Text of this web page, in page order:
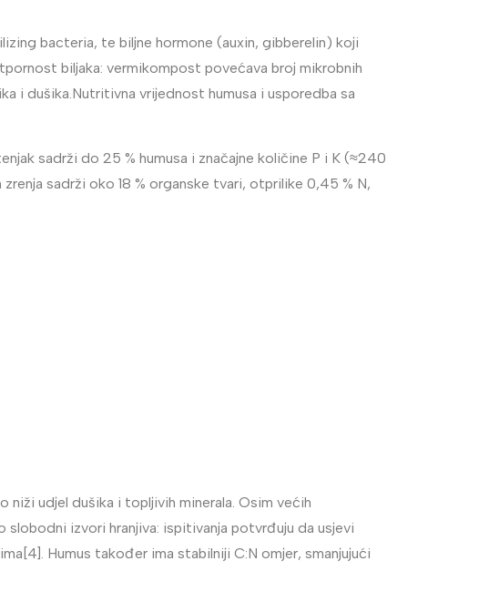
bacteria, te biljne hormone (auxin, gibberelin) koji
biljaka: vermikompost povećava broj mikrobnih
i dušika.Nutritivna vrijednost humusa i usporedba sa
sadrži do 25 % humusa i značajne količine P i K (≈240
sadrži oko 18 % organske tvari, otprilike 0,45 % N,
udjel dušika i topljivih minerala. Osim većih
slobodni izvori hranjiva: ispitivanja potvrđuju da usjevi
Humus također ima stabilniji C:N omjer, smanjujući